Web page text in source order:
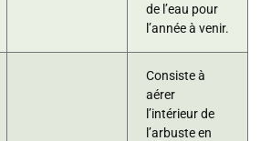
de l’eau pour
l’année à venir.
Consiste à
aérer
l’intérieur de
l’arbuste en